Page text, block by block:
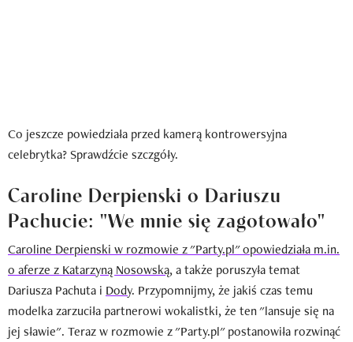
Co jeszcze powiedziała przed kamerą kontrowersyjna
celebrytka? Sprawdźcie szczgóły.
Caroline Derpienski o Dariuszu
Pachucie: "We mnie się zagotowało"
Caroline Derpienski w rozmowie z "Party.pl" opowiedziała m.in.
o aferze z Katarzyną Nosowską, a także poruszyła temat
Dariusza Pachuta i Dody. Przypomnijmy, że jakiś czas temu
modelka zarzuciła partnerowi wokalistki, że ten "lansuje się na
jej sławie". Teraz w rozmowie z "Party.pl" postanowiła rozwinąć